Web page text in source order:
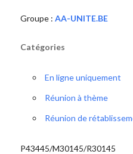
Groupe : AA-UNITE.BE
Catégories
En ligne uniquement
Réunion à thème
Réunion de
P43445/M30145/R30145